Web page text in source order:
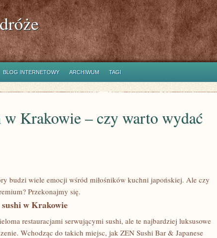
BLOG INTERNETOWY ARCHIWUM TAGI
w Krakowie – czy warto wydać
budzi wiele emocji wśród miłośników kuchni japońskiej. Ale czy
Przekonajmy się.
w Krakowie
restauracjami serwującymi sushi, ale te najbardziej luksusowe
Wchodząc do takich miejsc, jak ZEN Sushi Bar & Japanese